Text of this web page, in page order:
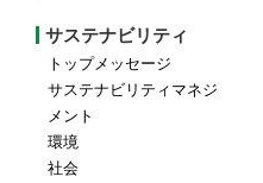
サステナビリティ
トップメッセージ
サステナビリティマネジ
メント
環境
社会